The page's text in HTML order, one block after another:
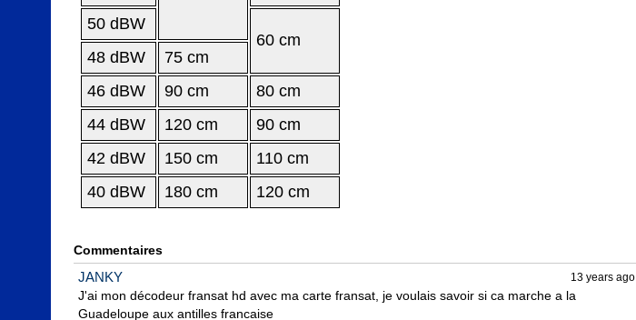
50 dBW
60 cm
48 dBW
75 cm
46 dBW
90 cm
80 cm
44 dBW
120 cm
90 cm
42 dBW
150 cm
110 cm
40 dBW
180 cm 120 cm
Commentaires
13 years ago
JANKY
J'ai mon décodeur fransat hd avec ma carte fransat, je voulais savoir si ca marche a la
Guadeloupe aux antilles francaise